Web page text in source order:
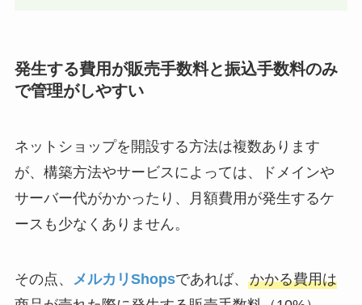
発生する費用が販売手数料と振込手数料のみ
で管理がしやすい
ネットショップを開設する方法は複数あります
が、構築方法やサービスによっては、ドメインや
サーバー代がかかったり、月額費用が発生するケ
ースも少なくありません。
その点、 メルカリShopsであれば、 かかる費用は